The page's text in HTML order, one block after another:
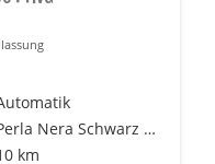
Perla Nera Schwarz Metallic
km